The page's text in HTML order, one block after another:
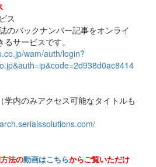
ス
のバックナンバー記事をオンライ
サービスです。
wam/auth/login?
学内のみアクセス可能なタイトルも
方法の動画はこちらからご覧いただけ